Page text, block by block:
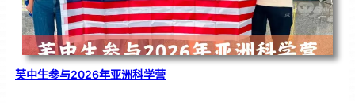
芙中生参与2026年亚洲科学营